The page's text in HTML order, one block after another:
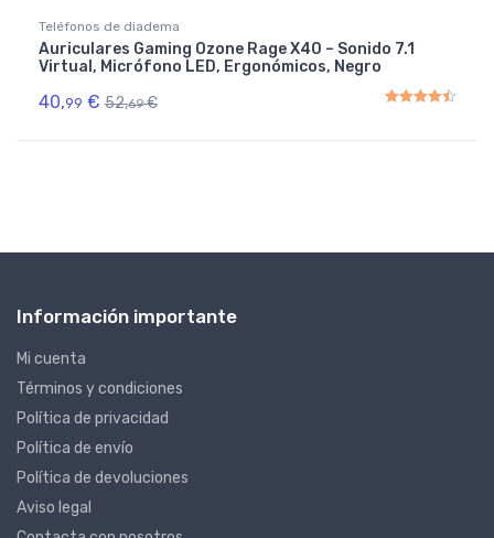
Teléfonos de diadema
Auriculares Gaming Ozone Rage X40 – Sonido 7.1
Virtual, Micrófono LED, Ergonómicos, Negro
40,99 € 52,69 €
Rated4.50out of 5
Información importante
Mi cuenta
Términos y condiciones
Política de privacidad
Política de envío
Política de devoluciones
Aviso legal